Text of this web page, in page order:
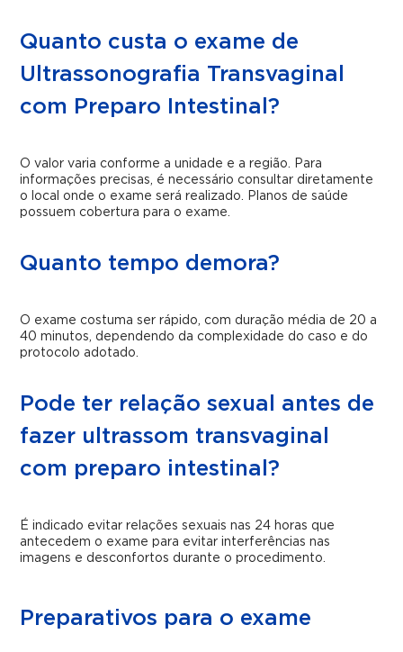
Quanto custa o exame de
Ultrassonografia Transvaginal
com Preparo Intestinal?
O valor varia conforme a unidade e a região. Para
informações precisas, é necessário consultar diretamente
o local onde o exame será realizado. Planos de saúde
possuem cobertura para o exame.
Quanto tempo demora?
O exame costuma ser rápido, com duração média de 20 a
40 minutos, dependendo da complexidade do caso e do
protocolo adotado.
Pode ter relação sexual antes de
fazer ultrassom transvaginal
com preparo intestinal?
É indicado evitar relações sexuais nas 24 horas que
antecedem o exame para evitar interferências nas
imagens e desconfortos durante o procedimento.
Preparativos para o exame